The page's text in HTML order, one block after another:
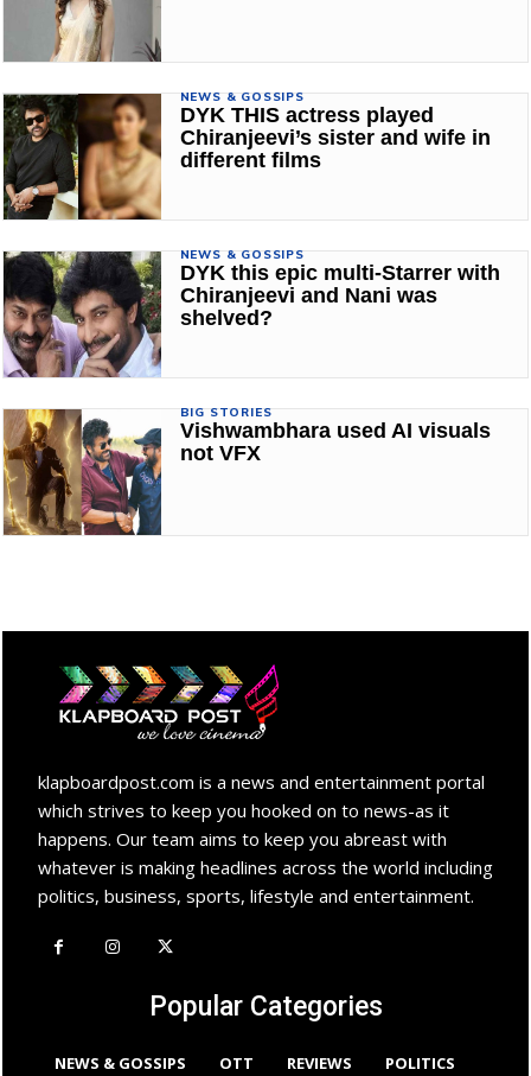
NEWS & GOSSIPS
DYK THIS actress played
Chiranjeevi’s sister and wife in
different films
NEWS & GOSSIPS
DYK this epic multi-Starrer with
Chiranjeevi and Nani was
shelved?
BIG STORIES
Vishwambhara used AI visuals
not VFX
klapboardpost.com is a news and entertainment portal
which strives to keep you hooked on to news-as it
happens. Our team aims to keep you abreast with
whatever is making headlines across the world including
politics, business, sports, lifestyle and entertainment.
Popular Categories
NEWS & GOSSIPS OTT REVIEWS POLITICS